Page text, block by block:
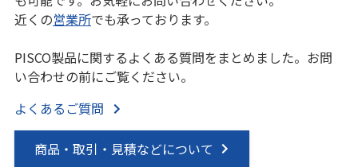
近くの営業所でも承っております。
PISCO製品に関するよくある質問をまとめました。お問
い合わせの前にご覧ください。
よくあるご質問
商品・取引・見積などについて